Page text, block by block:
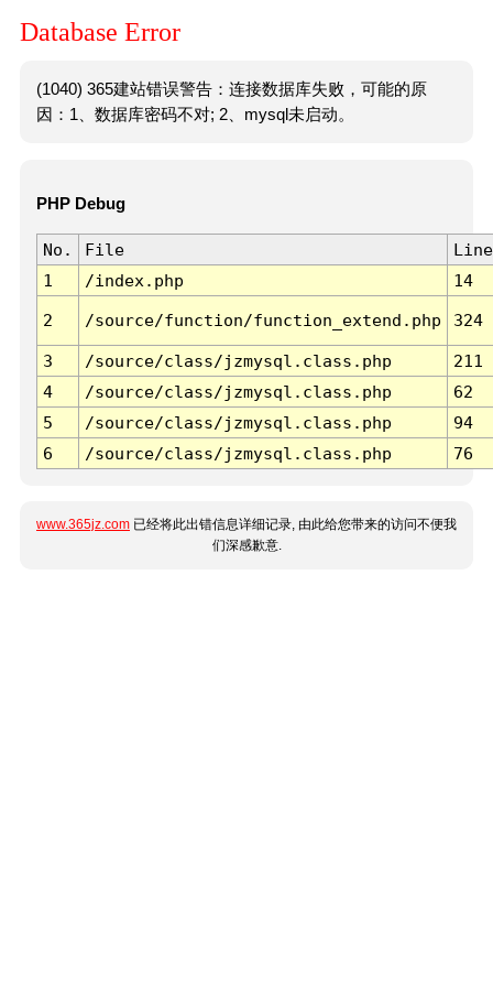
Database Error
(1040) 365建站错误警告：连接数据库失败，可能的原
因：1、数据库密码不对; 2、mysql未启动。
PHP Debug
No. File
Line
1
/index.php 14
2 /source/function/function_extend.php 324
3 /source/class/jzmysql.class.php
211
4
/source/class/jzmysql.class.php
62
5
/source/class/jzmysql.class.php
94
6
/source/class/jzmysql.class.php 76
www.365jz.com 已经将此出错信息详细记录, 由此给您带来的访问不便我
们深感歉意.